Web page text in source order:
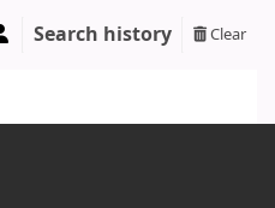
Search history Clear